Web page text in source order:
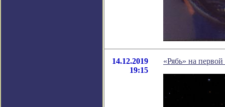
14.12.2019
19:15
«Рябь» на